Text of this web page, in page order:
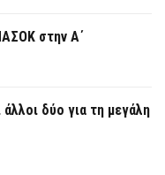
στην Α΄
δύο για τη μεγάλη